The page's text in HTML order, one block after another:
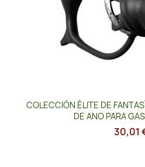
COLECCIÓN ÉLITE DE
DE ANO PARA
30,01